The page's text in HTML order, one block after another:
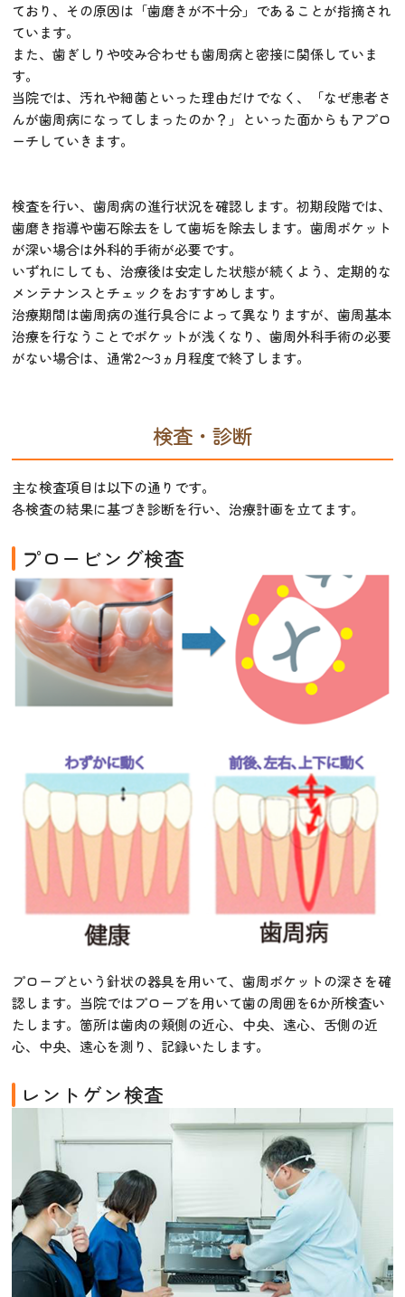
ており、その原因は「歯磨きが不十分」であることが指摘され
ています。
また、歯ぎしりや咬み合わせも歯周病と密接に関係していま
す。
当院では、汚れや細菌といった理由だけでなく、「なぜ患者さ
んが歯周病になってしまったのか？」といった面からもアプロ
ーチしていきます。
検査を行い、歯周病の進行状況を確認します。初期段階では、
歯磨き指導や歯石除去をして歯垢を除去します。歯周ポケット
が深い場合は外科的手術が必要です。
いずれにしても、治療後は安定した状態が続くよう、定期的な
メンテナンスとチェックをおすすめします。
治療期間は歯周病の進行具合によって異なりますが、歯周基本
治療を行なうことでポケットが浅くなり、歯周外科手術の必要
がない場合は、通常2〜3ヵ月程度で終了します。
検査・診断
主な検査項目は以下の通りです。
各検査の結果に基づき診断を行い、治療計画を立てます。
プロービング検査
プローブという針状の器具を用いて、歯周ポケットの深さを確
認します。当院ではプローブを用いて歯の周囲を6か所検査い
たします。箇所は歯肉の頬側の近心、中央、遠心、舌側の近
心、中央、遠心を測り、記録いたします。
レントゲン検査